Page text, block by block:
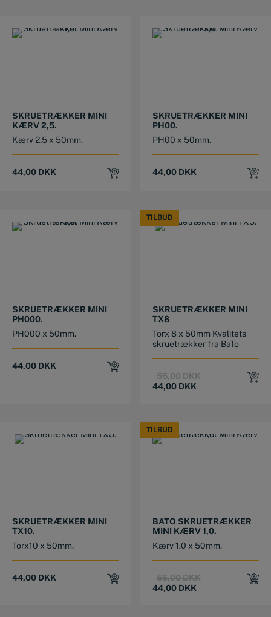
SKRUETRÆKKER MINI
KÆRV 2,5.
Kærv 2,5 x 50mm.
44,00 DKK
SKRUETRÆKKER MINI
PH00.
PH00 x 50mm.
44,00 DKK
SKRUETRÆKKER MINI
PH000.
PH000 x 50mm.
44,00 DKK
TILBUD
TILBUD
SKRUETRÆKKER MINI
TX8
Torx 8 x 50mm Kvalitets
skruetrækker fra BaTo
55,00DKKOriginal
44,00 DKK
Current
SKRUETRÆKKER MINI
TX10.
Torx10 x 50mm.
44,00 DKK
TILBUD
TILBUD
BATO SKRUETRÆKKER
MINI KÆRV 1,0.
Kærv 1,0 x 50mm.
55,00DKKOriginal
44,00 DKK
Current